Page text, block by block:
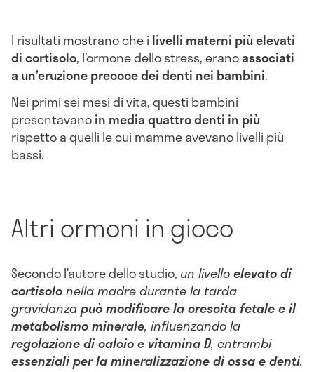
I risultati mostrano che i livelli materni più elevati
di cortisolo, l’ormone dello stress, eranoassociati
a un’eruzione precoce dei denti nei bambini.
Nei primi sei mesi di vita, questi bambini
presentavanoin media quattro denti in più
rispetto a quelli le cui mamme avevano livelli più
bassi.
Altri ormoni in gioco
Secondo l’autore dello studio, un livelloelevato di
cortisolonella madre durante la tarda
gravidanzapuò modificare la crescita fetale e il
metabolismo minerale, influenzando la
regolazione di calcio e vitamina D, entrambi
essenziali per la mineralizzazione di ossa e denti.